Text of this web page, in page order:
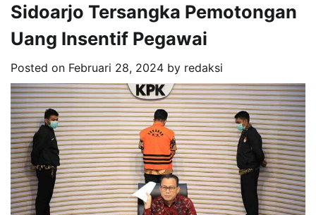
Sidoarjo Tersangka Pemotongan
Uang Insentif Pegawai
Posted on Februari 28, 2024 by redaksi